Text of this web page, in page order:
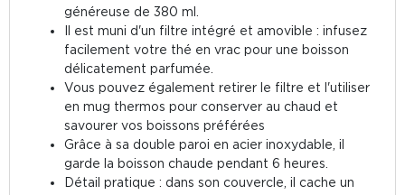
généreuse de 380 ml.
Il est muni d'un filtre intégré et amovible : infusez
facilement votre thé en vrac pour une boisson
délicatement parfumée.
Vous pouvez également retirer le filtre et l'utiliser
en mug thermos pour conserver au chaud et
savourer vos boissons préférées
Grâce à sa double paroi en acier inoxydable, il
garde la boisson chaude pendant 6 heures.
Détail pratique : dans son couvercle, il cache un